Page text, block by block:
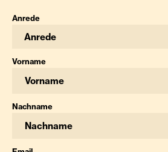
Anrede
Anrede
Vorname
Nachname